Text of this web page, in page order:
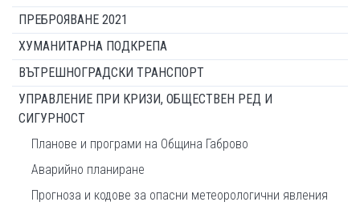
ПРЕБРОЯВАНЕ 2021
ХУМАНИТАРНА ПОДКРЕПА
ВЪТРЕШНОГРАДСКИ ТРАНСПОРТ
УПРАВЛЕНИЕ ПРИ КРИЗИ, ОБЩЕСТВЕН РЕД И
СИГУРНОСТ
Планове и програми на Община Габрово
Аварийно планиране
Прогноза и кодове за опасни метеорологични явления